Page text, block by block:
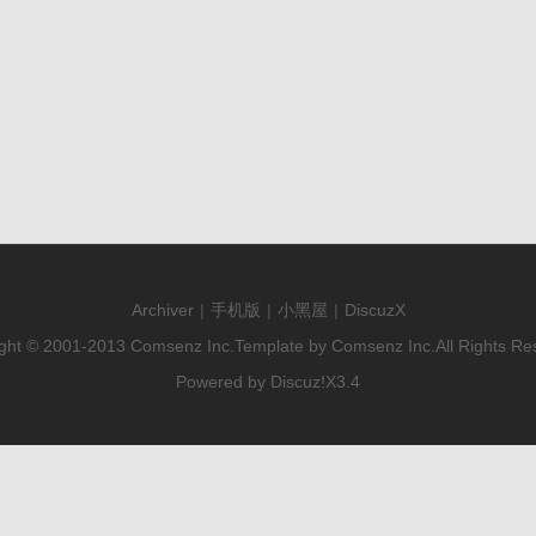
Archiver | 手机版 | 小黑屋 | DiscuzX
© 2001-2013 Comsenz Inc. Template by Comsenz Inc. All Rights
Powered by Discuz!X3.4